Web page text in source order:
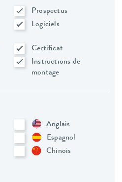
Prospectus
Logiciels
Certificat
Instructions de
montage
Anglais
Espagnol
Chinois